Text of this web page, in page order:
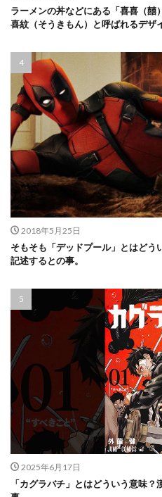
ラーメンの丼などにある「喜喜（囍
喜紋（そうきもん）と呼ばれるデザ
2018年5月25日
そもそも「デッドプール」とはど
記述するとの事。
2025年6月17日
「カグラバチ」とはどういう意味